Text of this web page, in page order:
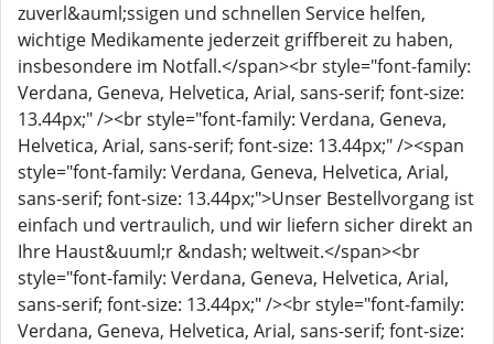
zuverl&auml;ssigen und schnellen Service helfen,
wichtige Medikamente jederzeit griffbereit zu haben,
insbesondere im Notfall.</span><br style="font-family:
Verdana, Geneva, Helvetica, Arial, sans-serif; font-size:
13.44px;" /><br style="font-family: Verdana, Geneva,
Helvetica, Arial, sans-serif; font-size: 13.44px;" /><span
style="font-family: Verdana, Geneva, Helvetica, Arial,
sans-serif; font-size: 13.44px;">Unser Bestellvorgang ist
einfach und vertraulich, und wir liefern sicher direkt an
Ihre Haust&uuml;r &ndash; weltweit.</span><br
style="font-family: Verdana, Geneva, Helvetica, Arial,
sans-serif; font-size: 13.44px;" /><br style="font-family:
Verdana, Geneva, Helvetica, Arial, sans-serif; font-size: